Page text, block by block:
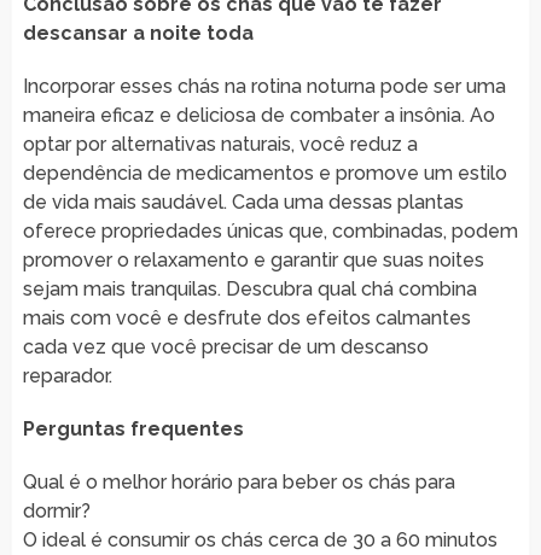
descansar a noite toda
Incorporar esses chás na rotina noturna pode ser uma
maneira eficaz e deliciosa de combater a insônia. Ao
optar por alternativas naturais, você reduz a
dependência de medicamentos e promove um estilo
de vida mais saudável. Cada uma dessas plantas
oferece propriedades únicas que, combinadas, podem
promover o relaxamento e garantir que suas noites
sejam mais tranquilas. Descubra qual chá combina
mais com você e desfrute dos efeitos calmantes
cada vez que você precisar de um descanso
reparador.
Perguntas frequentes
Qual é o melhor horário para beber os chás para
dormir?
O ideal é consumir os chás cerca de 30 a 60 minutos